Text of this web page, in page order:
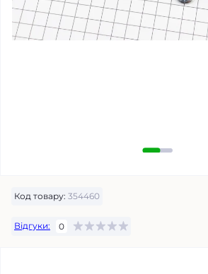
Код товару: 354460
Відгуки: 0